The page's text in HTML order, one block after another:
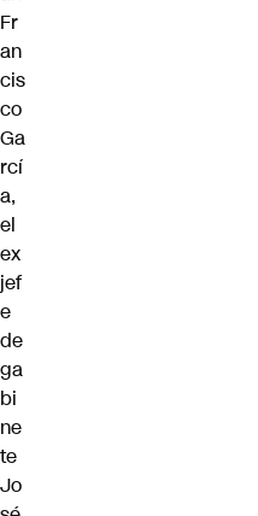
Fr
an
cis
co
Ga
rcí
a,
el
ex
jef
e
de
ga
bi
ne
te
Jo